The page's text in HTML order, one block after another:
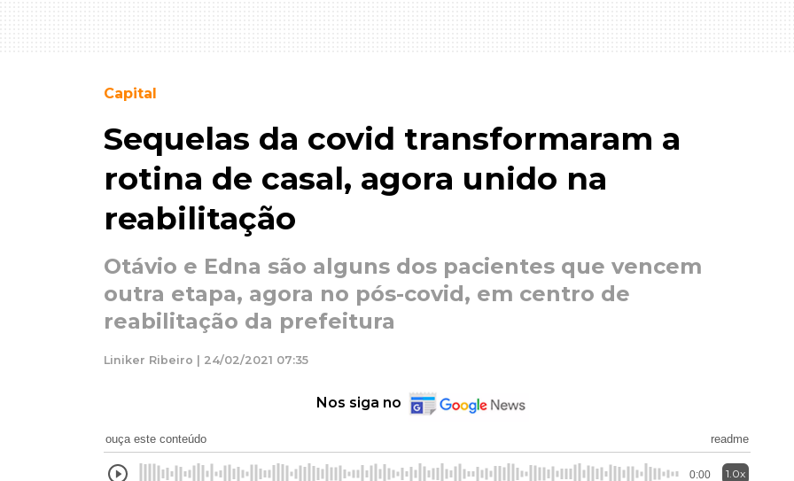
Capital
Sequelas da covid transformaram a
rotina de casal, agora unido na
reabilitação
Otávio e Edna são alguns dos pacientes que vencem
outra etapa, agora no pós-covid, em centro de
reabilitação da prefeitura
Liniker Ribeiro | 24/02/2021 07:35
Nos siga no
ouça este conteúdo readme
0:00 1.0x